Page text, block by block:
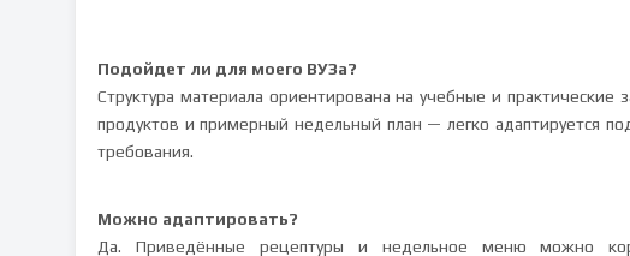
Подойдет ли для моего ВУЗа?
Структура материала ориентирована на учебные и
продуктов и примерный недельный план — легко адаптируется
требования.
Можно адаптировать?
Да. Приведённые рецептуры и недельное меню можно